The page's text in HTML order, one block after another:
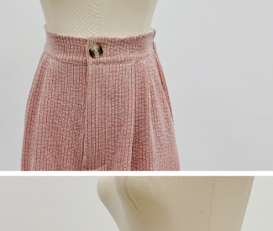
恩沛科技股份有限公司將有權停止該用戶之使用額度並採取法律行動。